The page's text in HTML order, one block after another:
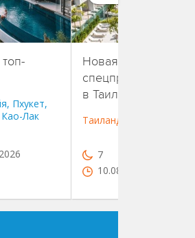
Пхукет,
Лак
Новая подборка
спецпредложений
в Таиланде!
Таиланд
7
10.08.2026 –